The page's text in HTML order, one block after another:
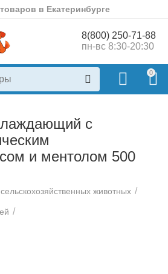
в Екатеринбурге
8(800) 250-71-88
пн-вс 8:30-20:30
0
с
и ментолом 500
животных /
/